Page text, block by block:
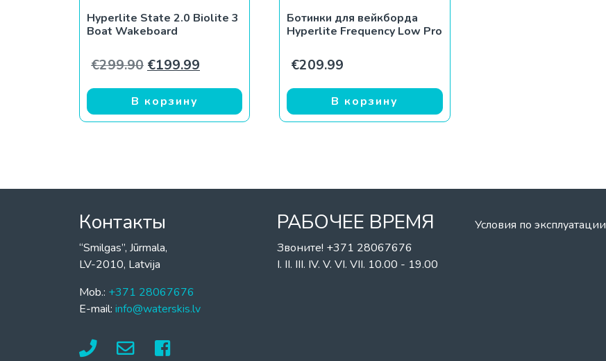
Hyperlite State 2.0 Biolite 3
Boat Wakeboard
€299.90 Первоначальная цена составляла €299.90.
€199.99 Текущая цена: €199.99.
В корзину
Ботинки для вейкборда
Hyperlite Frequency Low Pro
€209.99
В корзину
Контакты
“Smilgas”, Jūrmala,
LV-2010, Latvija
Mob.: +371 28067676
E-mail: info@waterskis.lv
РАБОЧЕЕ ВРЕМЯ
Звоните! +371 28067676
I. II. III. IV. V. VI. VII. 10.00 - 19.00
Условия по эксплуатации